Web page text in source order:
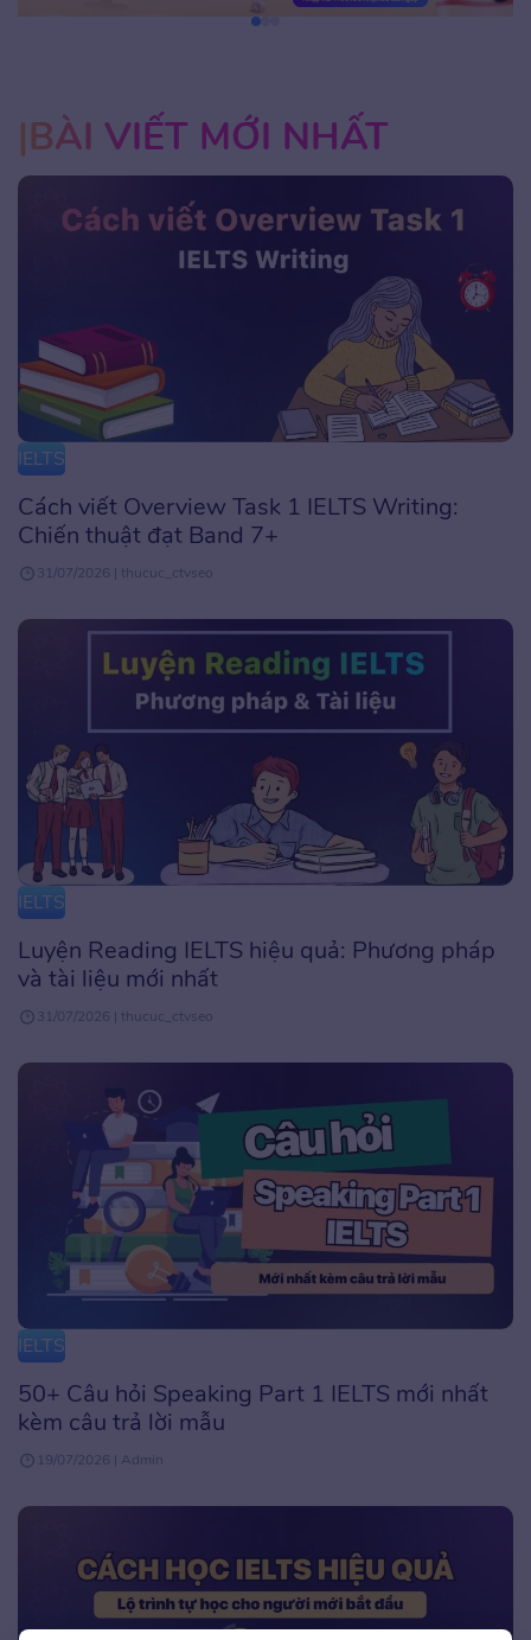
BÀI VIẾT MỚI NHẤT
IELTS
Cách viết Overview Task 1 IELTS Writing:
Chiến thuật đạt Band 7+
31/07/2026 | thucuc_ctvseo
IELTS
Luyện Reading IELTS hiệu quả: Phương pháp
và tài liệu mới nhất
31/07/2026 | thucuc_ctvseo
IELTS
50+ Câu hỏi Speaking Part 1 IELTS mới nhất
kèm câu trả lời mẫu
19/07/2026 | Admin